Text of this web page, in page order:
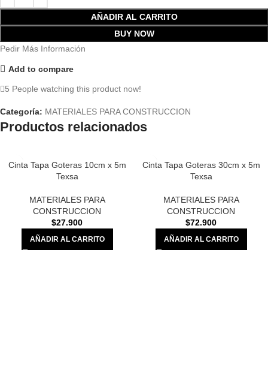
AÑADIR AL CARRITO
BUY NOW
Pedir Más Información
Add to compare
5 People watching this product now!
Categoría: MATERIALES PARA CONSTRUCCION
Productos relacionados
Cinta Tapa Goteras 10cm x 5m
Texsa
MATERIALES PARA
CONSTRUCCION
$27.900
AÑADIR AL CARRITO
Cinta Tapa Goteras 30cm x 5m
Texsa
MATERIALES PARA
CONSTRUCCION
$72.900
AÑADIR AL CARRITO